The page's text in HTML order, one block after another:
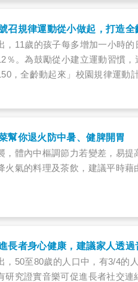
召規律運動從小做起，打造
，11歲的孩子每多增加一小時
％。為鼓勵從小建立運動習慣
，全齡動起來」校園規律運
幫你退火防中暑、健脾開胃
，體內中樞調節力若變差，易
火氣的料理及茶飲，建議平時藉
長者身心健康，建議家人透過
，50至80歲的人口中，有3/4的
研究證實音樂可促進長者社交